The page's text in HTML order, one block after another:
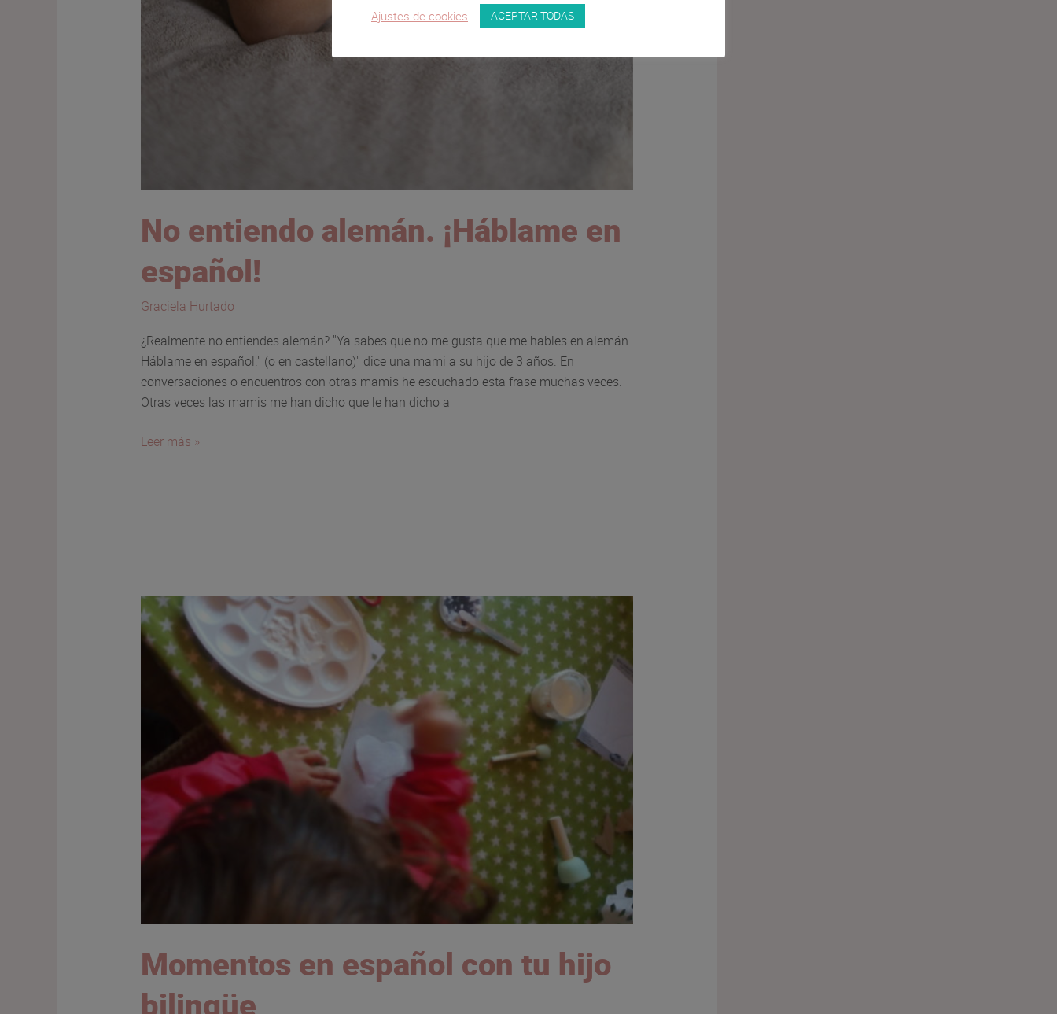
No entiendo alemán. ¡Háblame en
español!
Graciela Hurtado
¿Realmente no entiendes alemán? "Ya sabes que no me gusta que me hables en alemán.
Háblame en español." (o en castellano)" dice una mami a su hijo de 3 años. En
conversaciones o encuentros con otras mamis he escuchado esta frase muchas veces.
Otras veces las mamis me han dicho que le han dicho a
No
Leer más »
Momentos en español con tu hijo
bilingüe
Ajustes de cookies ACEPTAR TODAS